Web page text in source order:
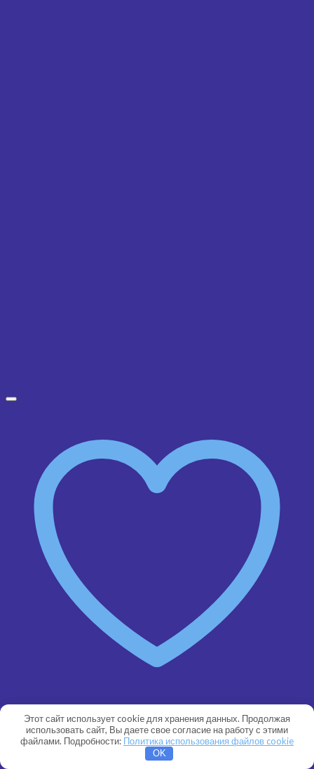
Добавить в сравнение
Быстрый просмотр
Насосы Speck BADU (Германия)
Этот сайт использует cookie для хранения данных. Продолжая
использовать сайт, Вы даете свое согласие на работу с этими
файлами. Подробности: Политика использования файлов cookie
OK